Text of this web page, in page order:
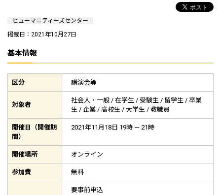
ヒューマニティーズセンター
掲載日：2021年10月27日
基本情報
区分 講演会等
対象者
社会人・一般 / 在学生 / 受験生 / 留学生 / 卒業
生 / 企業 / 高校生 / 大学生 / 教職員
開催日（開催期
間）
2021年11月18日 19時 — 21時
開催場所 オンライン
参加費 無料
要事前申込